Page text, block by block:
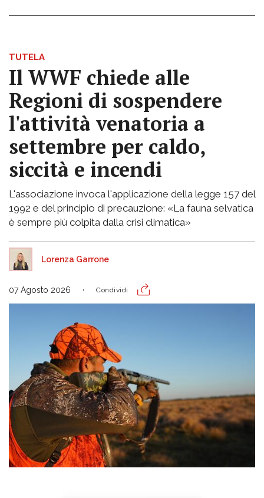
TUTELA
Il WWF chiede alle
Regioni di sospendere
l'attività venatoria a
settembre per caldo,
siccità e incendi
L'associazione invoca l'applicazione della legge 157 del
1992 e del principio di precauzione: «La fauna selvatica
è sempre più colpita dalla crisi climatica»
Lorenza Garrone
07 Agosto 2026 Condividi